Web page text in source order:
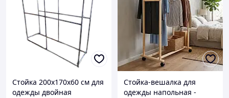
Стойка 200х170х60 см для
одежды двойная
Стойка-вешалка для
одежды напольная -